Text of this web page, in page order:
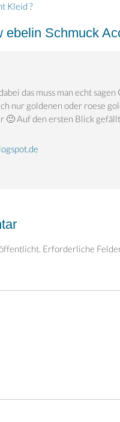
Kleid ?
ebelin Schmuck
das muss man echt
nur goldenen oder roese
🙂 Auf den ersten Blick
Erforderliche